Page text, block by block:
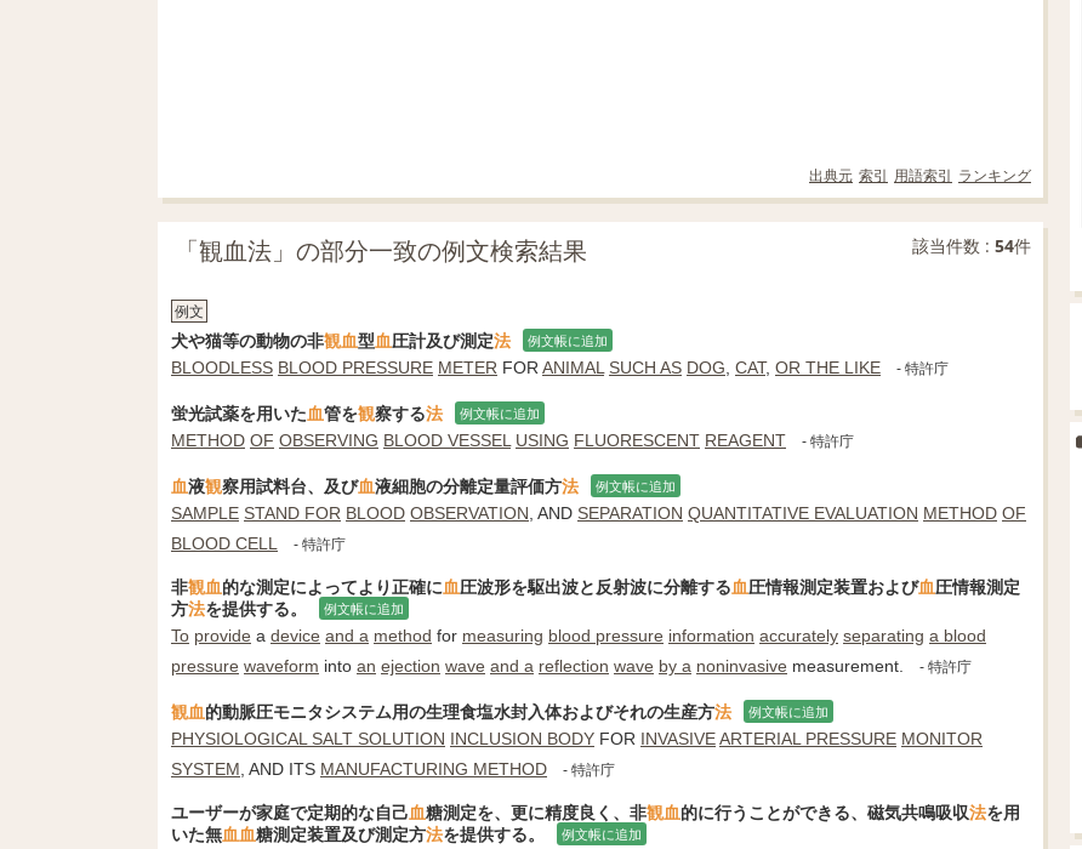
出典元 索引 用語索引 ランキング
「観血法」の部分一致の例文検索結果 該当件数 : 54件
例文
犬や猫等の動物の非観血型血圧計及び測定法 例文帳に追加
BLOODLESS BLOOD PRESSURE METER FOR ANIMAL SUCH AS DOG CAT, OR THE LIKE - 特許庁
蛍光試薬を用いた血管を観察する法 例文帳に追加
METHOD OF OBSERVING BLOOD VESSEL USING FLUORESCENT REAGENT - 特許庁
血液観察用試料台、及び血液細胞の分離定量評価方法 例文帳に追加
SAMPLE STAND FOR BLOOD OBSERVATION , AND SEPARATION QUANTITATIVE EVALUATION METHOD OF
BLOOD CELL
- 特許庁
非観血的な測定によってより正確に血圧波形を駆出波と反射波に分離する血圧情報測定装置および血圧情報測定
方法を提供する。 例文帳に追加
To provide a device and a method for measuring blood pressure information accurately separating a blood
pressure waveform into an ejection wave and a reflection wave by a noninvasive measurement. - 特許庁
観血的動脈圧モニタシステム用の生理食塩水封入体およびそれの生産方法 例文帳に追加
PHYSIOLOGICAL SALT SOLUTION INCLUSION BODY FOR INVASIVEARTERIAL PRESSURE MONITOR
SYSTEM , AND ITS MANUFACTURING METHOD - 特許庁
ユーザーが家庭で定期的な自己血糖測定を、更に精度良く、非観血的に行うことができる、磁気共鳴吸収法を用
いた無血 血糖測定装置及び測定方法を提供する。 例文帳に追加